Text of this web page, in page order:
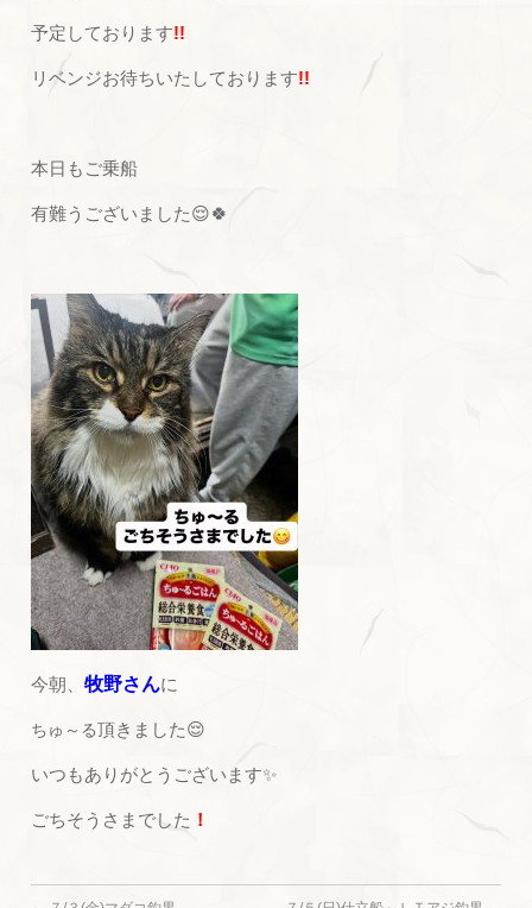
予定しております!!
リベンジお待ちいたしております!!
本日もご乗船
有難うございました😌🍀
今朝、牧野さんに
ちゅ～る頂きました😌
いつもありがとうございます✨
ごちそうさまでした ！